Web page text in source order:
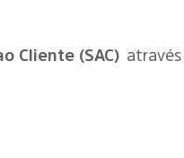
Cliente (SAC)